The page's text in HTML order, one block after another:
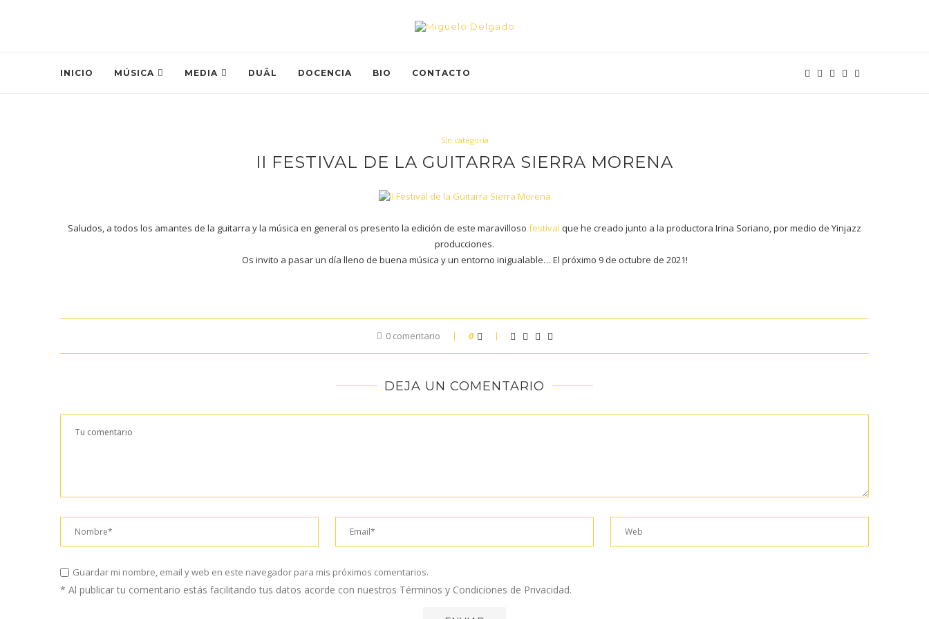
INICIO MÚSICA MEDIA DUÄL DOCENCIA BIO CONTACTO
Sin categoría
II FESTIVAL DE LA GUITARRA SIERRA MORENA
Saludos, a todos los amantes de la guitarra y la música en general os presento la edición de este maravilloso festival que he creado junto a la productora Irina Soriano, por medio de Yinjazz
producciones.
Os invito a pasar un día lleno de buena música y un entorno inigualable… El próximo 9 de octubre de 2021!
0 comentario 0
DEJA UN COMENTARIO
Guardar mi nombre, email y web en este navegador para mis próximos comentarios.
* Al publicar tu comentario estás facilitando tus datos acorde con nuestros Términos y Condiciones de Privacidad.